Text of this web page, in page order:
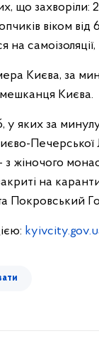
що захворіли:
віком від
на
Києва, за
Києва.
у яких за
з жіночого
на
Покровський